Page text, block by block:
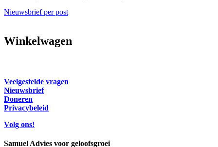
Nieuwsbrief per post
Winkelwagen
Veelgestelde vragen
Nieuwsbrief
Doneren
Privacybeleid
Volg ons!
Samuel Advies voor geloofsgroei